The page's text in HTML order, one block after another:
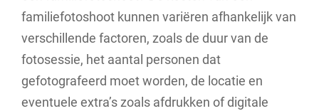
familiefotoshoot kunnen variëren afhankelijk van
verschillende factoren, zoals de duur van de
fotosessie, het aantal personen dat
gefotografeerd moet worden, de locatie en
eventuele extra’s zoals afdrukken of digitale